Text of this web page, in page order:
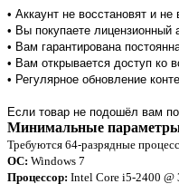
• Аккаунт не восстановят и
• Вы покупаете лицензионный
• Вам гарантирована
• Вам открывается доступ ко
• Регулярное обновление
Если товар не подошёл вам
Минимальные
Требуются 64-разрядные
ОС: Windows 7
Процессор: Intel Core i5-2400 @